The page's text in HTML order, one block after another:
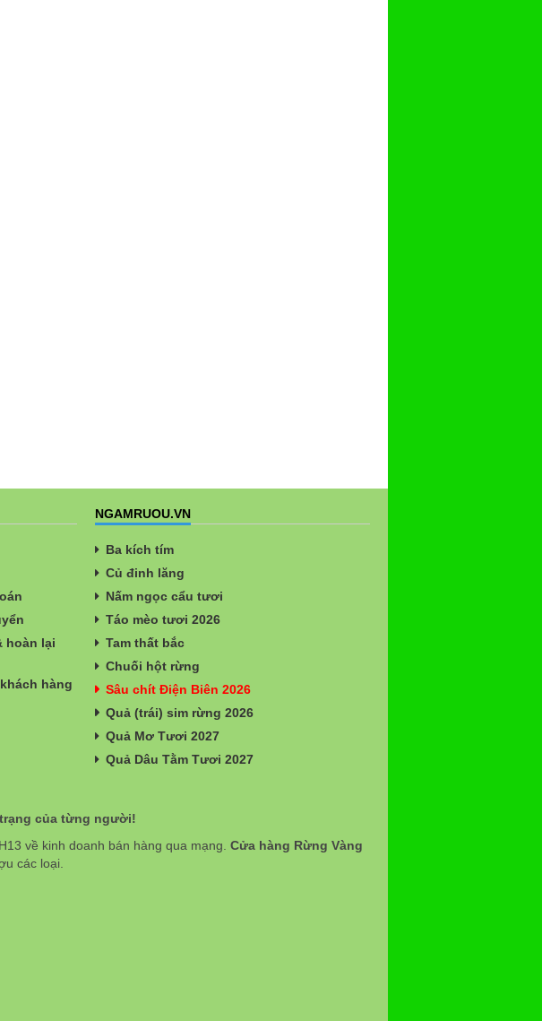
hoàn lại
hàng
NGAMRUOU.VN
Ba kích tím
Củ đinh lăng
Nấm ngọc cẩu tươi
Táo mèo tươi 2026
Tam thất bắc
Chuối hột rừng
Sâu chít Điện Biên 2026
Quả (trái) sim rừng 2026
Quả Mơ Tươi 2027
Quả Dâu Tằm Tươi 2027
của từng người!
về kinh doanh bán hàng qua mạng. Cửa hàng Rừng Vàng
các loại.